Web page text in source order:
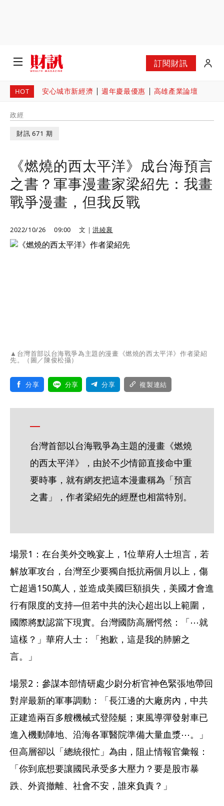
訂閱財訊
HOT 安心城市新經濟 週年慶最優惠 高雄產業論壇
政經
財訊 671 期
《燃燒的西太平洋》成台海預言
之書？軍事漫畫家梁紹先：我畫
戰爭漫畫，但我反戰
2022/10/26 09:00 文｜洪綾襄
▲台灣首部以台海戰爭為主題的漫畫《燃燒的西太平洋》作者梁紹
先。（圖／陳俊松攝）
分享 分享 分享 複製連結
台灣首部以台海戰爭為主題的漫畫《燃燒
的西太平洋》，由於不少情節直接命中重
要時事，就有網友把這本漫畫稱為「預言
之書」，作者梁紹先的經歷也相當特別。
場景1：在台美外交晚宴上，1位華府人士坦言，若
解放軍攻台，台灣至少要獨自抵抗兩個月以上，傷
亡超過150萬人，並造成美國巨額損失，美國才會進
行有限度的支持—但若中共的決心超出以上範圍，
國際將默認當下現實。台灣國防高層愕然：「⋯就
這樣？」華府人士：「抱歉，這是我的肺腑之
言。」
場景2：參謀本部情研處少尉分析官神色緊張地帶回
對岸最新的軍事調動：「長江邊的大廠房內，中共
正建造兩百多艘機械式登陸艇；東風導彈發射車已
進入機動陣地、沿海各軍醫院準備大量血漿⋯。」
但高層卻以「總統很忙」為由，阻止情報官彙報：
「你到底想要讓國民承受多大壓力？要是股市暴
跌、外資撤離、社會不安，誰來負責？」